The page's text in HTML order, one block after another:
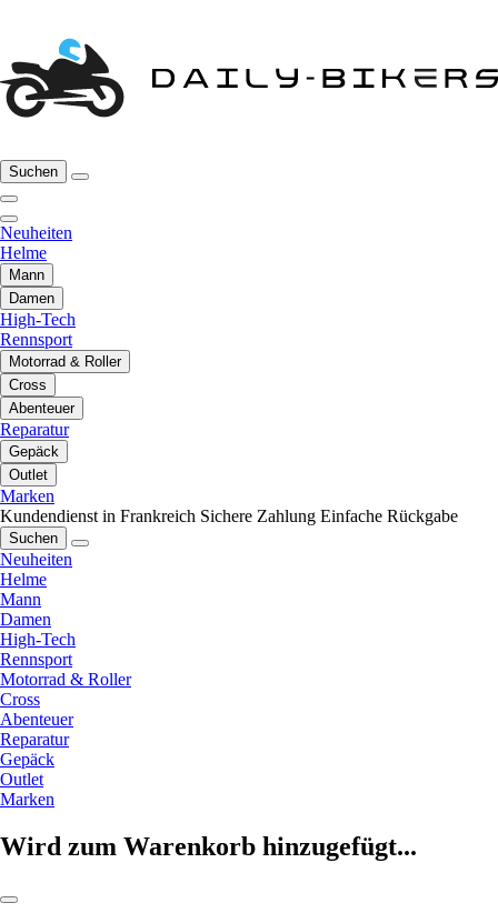
Suchen
Neuheiten
Helme
Mann
Damen
High-Tech
Rennsport
Motorrad & Roller
Cross
Abenteuer
Reparatur
Gepäck
Outlet
Marken
Kundendienst in Frankreich Sichere Zahlung Einfache Rückgabe
Suchen
Neuheiten
Helme
Mann
Damen
High-Tech
Rennsport
Motorrad & Roller
Cross
Abenteuer
Reparatur
Gepäck
Outlet
Marken
Wird zum Warenkorb hinzugefügt...